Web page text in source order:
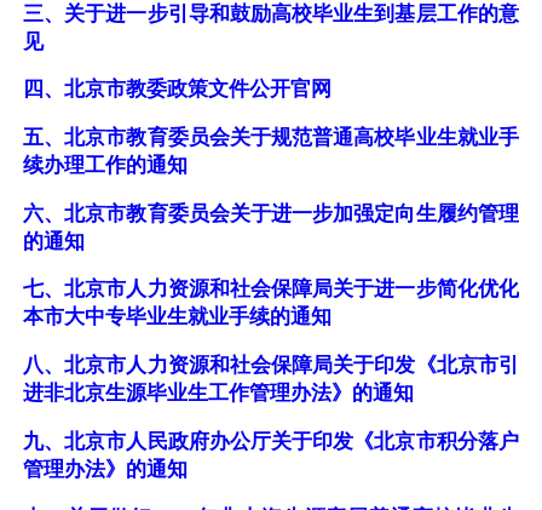
三、关于进一步引导和鼓励高校毕业生到基层工作的意
见
四、北京市教委政策文件公开官网
五、北京市教育委员会关于规范普通高校毕业生就业手
续办理工作的通知
六、北京市教育委员会关于进一步加强定向生履约管理
的通知
七、北京市人力资源和社会保障局关于进一步简化优化
本市大中专毕业生就业手续的通知
八、北京市人力资源和社会保障局关于印发《北京市引
进非北京生源毕业生工作管理办法》的通知
九、北京市人民政府办公厅关于印发《北京市积分落户
管理办法》的通知